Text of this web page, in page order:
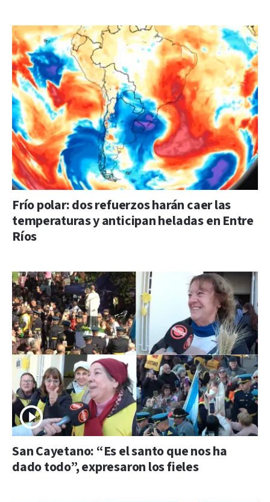
Frío polar: dos refuerzos harán caer las
temperaturas y anticipan heladas en Entre
Ríos
San Cayetano: “Es el santo que nos ha
dado todo”, expresaron los fieles